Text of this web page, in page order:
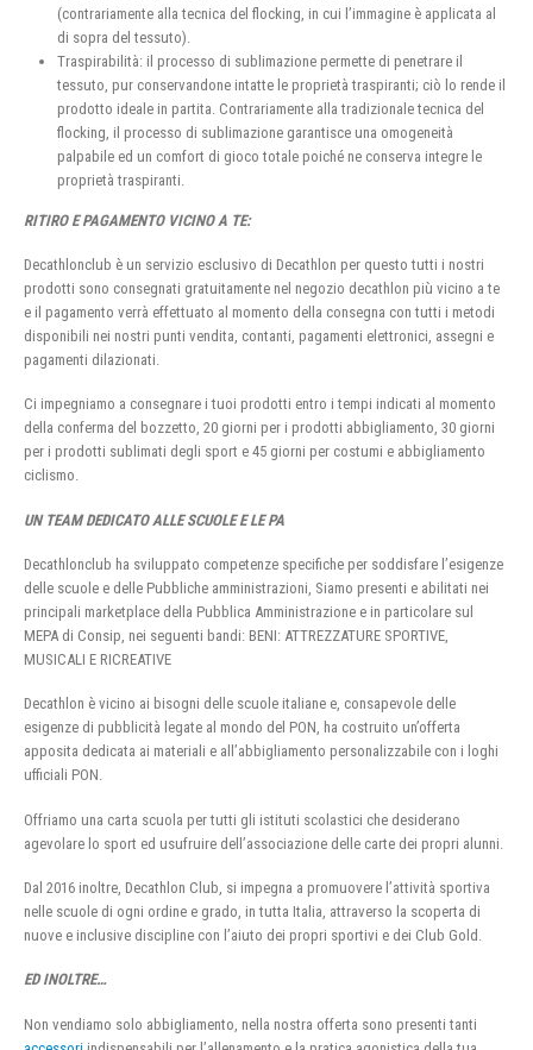
(contrariamente alla tecnica del flocking, in cui l’immagine è applicata al
di sopra del tessuto).
Traspirabilità: il processo di sublimazione permette di penetrare il
tessuto, pur conservandone intatte le proprietà traspiranti; ciò lo rende il
prodotto ideale in partita. Contrariamente alla tradizionale tecnica del
flocking, il processo di sublimazione garantisce una omogeneità
palpabile ed un comfort di gioco totale poiché ne conserva integre le
proprietà traspiranti.
RITIRO E PAGAMENTO VICINO A TE:
Decathlonclub è un servizio esclusivo di Decathlon per questo tutti i nostri
prodotti sono consegnati gratuitamente nel negozio decathlon più vicino a te
e il pagamento verrà effettuato al momento della consegna con tutti i metodi
disponibili nei nostri punti vendita, contanti, pagamenti elettronici, assegni e
pagamenti dilazionati.
Ci impegniamo a consegnare i tuoi prodotti entro i tempi indicati al momento
della conferma del bozzetto, 20 giorni per i prodotti abbigliamento, 30 giorni
per i prodotti sublimati degli sport e 45 giorni per costumi e abbigliamento
ciclismo.
UN TEAM DEDICATO ALLE SCUOLE E LE PA
Decathlonclub ha sviluppato competenze specifiche per soddisfare l’esigenze
delle scuole e delle Pubbliche amministrazioni, Siamo presenti e abilitati nei
principali marketplace della Pubblica Amministrazione e in particolare sul
MEPA di Consip, nei seguenti bandi: BENI: ATTREZZATURE SPORTIVE,
MUSICALI E RICREATIVE
Decathlon è vicino ai bisogni delle scuole italiane e, consapevole delle
esigenze di pubblicità legate al mondo del PON, ha costruito un’offerta
apposita dedicata ai materiali e all’abbigliamento personalizzabile con i loghi
ufficiali PON.
Offriamo una carta scuola per tutti gli istituti scolastici che desiderano
agevolare lo sport ed usufruire dell’associazione delle carte dei propri alunni.
Dal 2016 inoltre, Decathlon Club, si impegna a promuovere l’attività sportiva
nelle scuole di ogni ordine e grado, in tutta Italia, attraverso la scoperta di
nuove e inclusive discipline con l’aiuto dei propri sportivi e dei Club Gold.
ED INOLTRE…
Non vendiamo solo abbigliamento, nella nostra offerta sono presenti tanti